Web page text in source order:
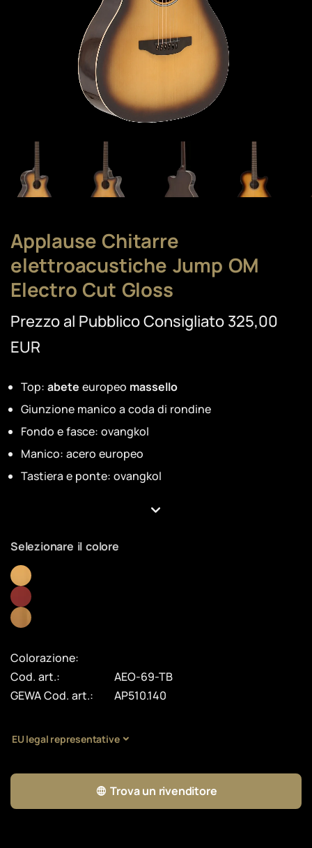
Applause Chitarre
elettroacustiche Jump OM
Electro Cut Gloss
Prezzo al Pubblico Consigliato 325,00
EUR
Top: abete europeo massello
Giunzione manico a coda di rondine
Fondo e fasce: ovangkol
Manico: acero europeo
Tastiera e ponte: ovangkol
Selezionare il colore
Colorazione:
Cod. art.:
AEO-69-TB
GEWA Cod. art.:
AP510.140
EU legal representative
Trova un rivenditore